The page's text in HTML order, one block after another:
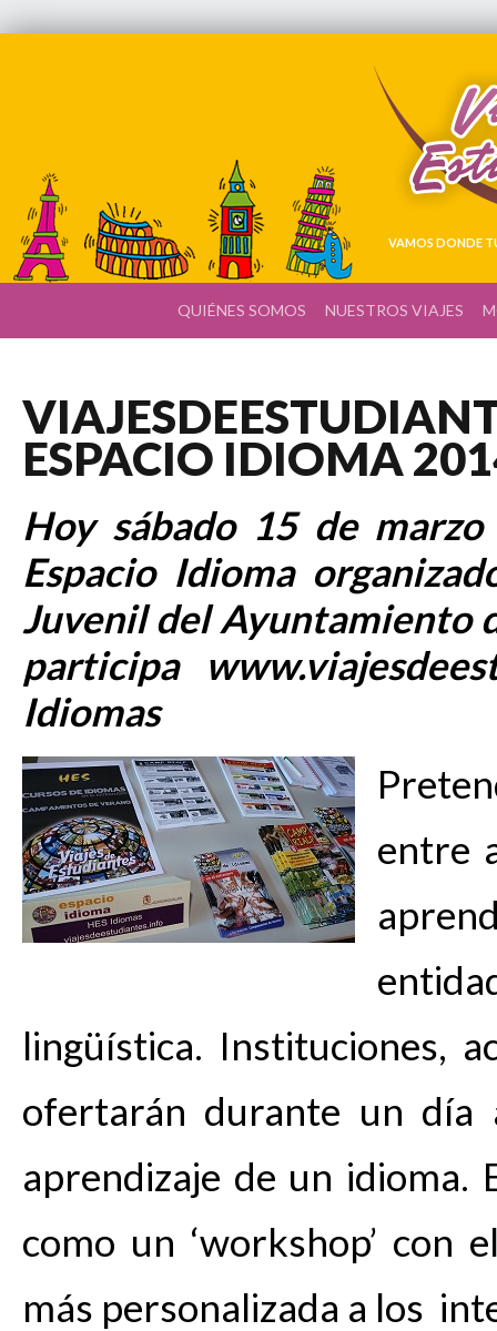
VAMOS DONDE
QUIÉNES SOMOS NUESTROS VIAJES
ESPACIO IDIOMA
Hoy sábado 15 de
Espacio Idioma
Juvenil del Ayuntamiento
participa
Idiomas
entre
lingüística. Instituciones,
ofertarán durante un día
aprendizaje de un idioma.
como un ‘workshop’
más personalizada a los